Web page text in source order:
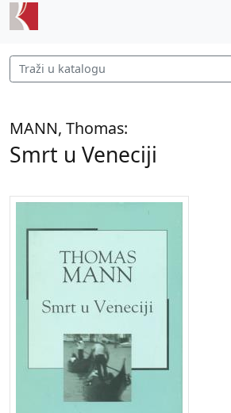
MANN, Thomas:
Smrt u Veneciji